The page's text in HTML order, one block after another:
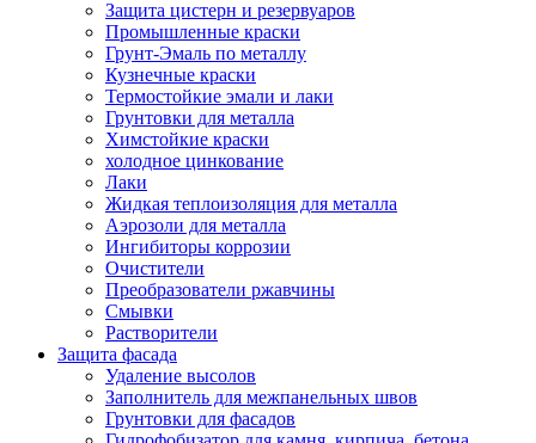
Защита цистерн и резервуаров
Промышленные краски
Грунт-Эмаль по металлу
Кузнечные краски
Термостойкие эмали и лаки
Грунтовки для металла
Химстойкие краски
холодное цинкование
Лаки
Жидкая теплоизоляция для металла
Аэрозоли для металла
Ингибиторы коррозии
Очистители
Преобразователи ржавчины
Смывки
Растворители
Защита фасада
Удаление высолов
Заполнитель для межпанельных швов
Грунтовки для фасадов